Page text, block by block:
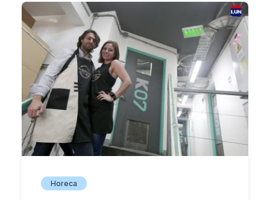
Horeca